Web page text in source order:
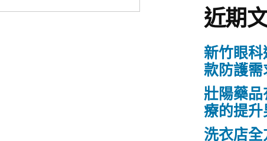
近期
新竹眼
款防護
壯陽藥
療的提
洗衣店